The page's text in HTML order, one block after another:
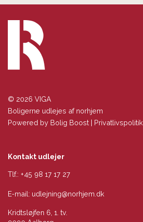
© 2026 VIGA
Boligerne udlejes af norhjem
Powered by Bolig Boost | Privatlivspolitik
Kontakt udlejer
Tlf.: +45 98 17 17 27
E-mail: udlejning@norhjem.dk
Kridtsløjfen 6, 1. tv.